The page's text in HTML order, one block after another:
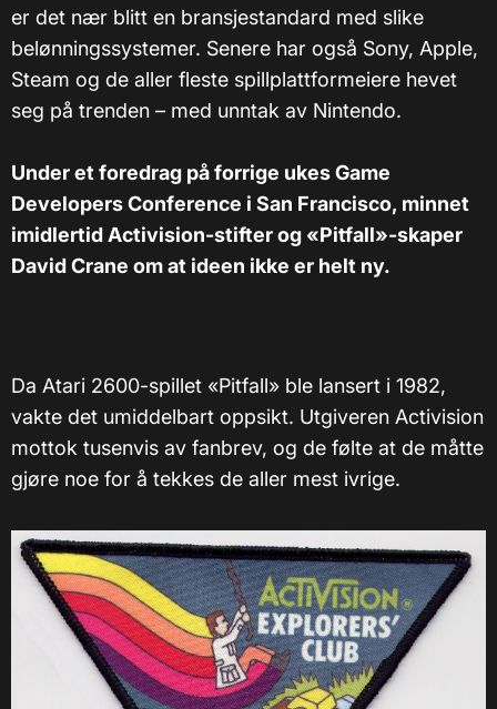
er det nær blitt en bransjestandard med slike
belønningssystemer. Senere har også Sony, Apple,
Steam og de aller fleste spillplattformeiere hevet
seg på trenden – med unntak av Nintendo.
Under et foredrag på forrige ukes Game
Developers Conference i San Francisco, minnet
imidlertid Activision-stifter og «Pitfall»-skaper
David Crane om at ideen ikke er helt ny.
Da Atari 2600-spillet «Pitfall» ble lansert i 1982,
vakte det umiddelbart oppsikt. Utgiveren Activision
mottok tusenvis av fanbrev, og de følte at de måtte
gjøre noe for å tekkes de aller mest ivrige.